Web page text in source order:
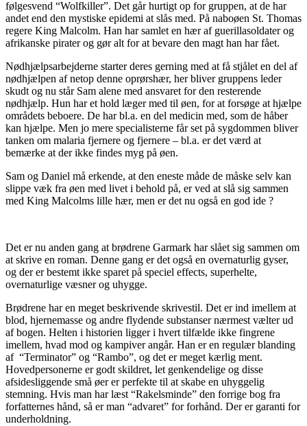
følgesvend “Wolfkiller”. Det går hurtigt op for gruppen, at de har
andet end den mystiske epidemi at slås med. På naboøen St. Thomas
regere King Malcolm. Han har samlet en hær af guerillasoldater og
afrikanske pirater og gør alt for at bevare den magt han har fået.
Nødhjælpsarbejderne starter deres gerning med at få stjålet en del af
nødhjælpen af netop denne oprørshær, her bliver gruppens leder
skudt og nu står Sam alene med ansvaret for den resterende
nødhjælp. Hun har et hold læger med til øen, for at forsøge at hjælpe
områdets beboere. De har bl.a. en del medicin med, som de håber
kan hjælpe. Men jo mere specialisterne får set på sygdommen bliver
tanken om malaria fjernere og fjernere – bl.a. er det værd at
bemærke at der ikke findes myg på øen.
Sam og Daniel må erkende, at den eneste måde de måske selv kan
slippe væk fra øen med livet i behold på, er ved at slå sig sammen
med King Malcolms lille hær, men er det nu også en god ide ?
Det er nu anden gang at brødrene Garmark har slået sig sammen om
at skrive en roman. Denne gang er det også en overnaturlig gyser,
og der er bestemt ikke sparet på speciel effects, superhelte,
overnaturlige væsner og uhygge.
Brødrene har en meget beskrivende skrivestil. Det er ind imellem at
blod, hjernemasse og andre flydende substanser nærmest vælter ud
af bogen. Helten i historien ligger i hvert tilfælde ikke fingrene
imellem, hvad mod og kampiver angår. Han er en regulær blanding
af “Terminator” og “Rambo”, og det er meget kærlig ment.
Hovedpersonerne er godt skildret, let genkendelige og disse
afsidesliggende små øer er perfekte til at skabe en uhyggelig
stemning. Hvis man har læst “Rakelsminde” den forrige bog fra
forfatternes hånd, så er man “advaret” for forhånd. Der er garanti for
underholdning.